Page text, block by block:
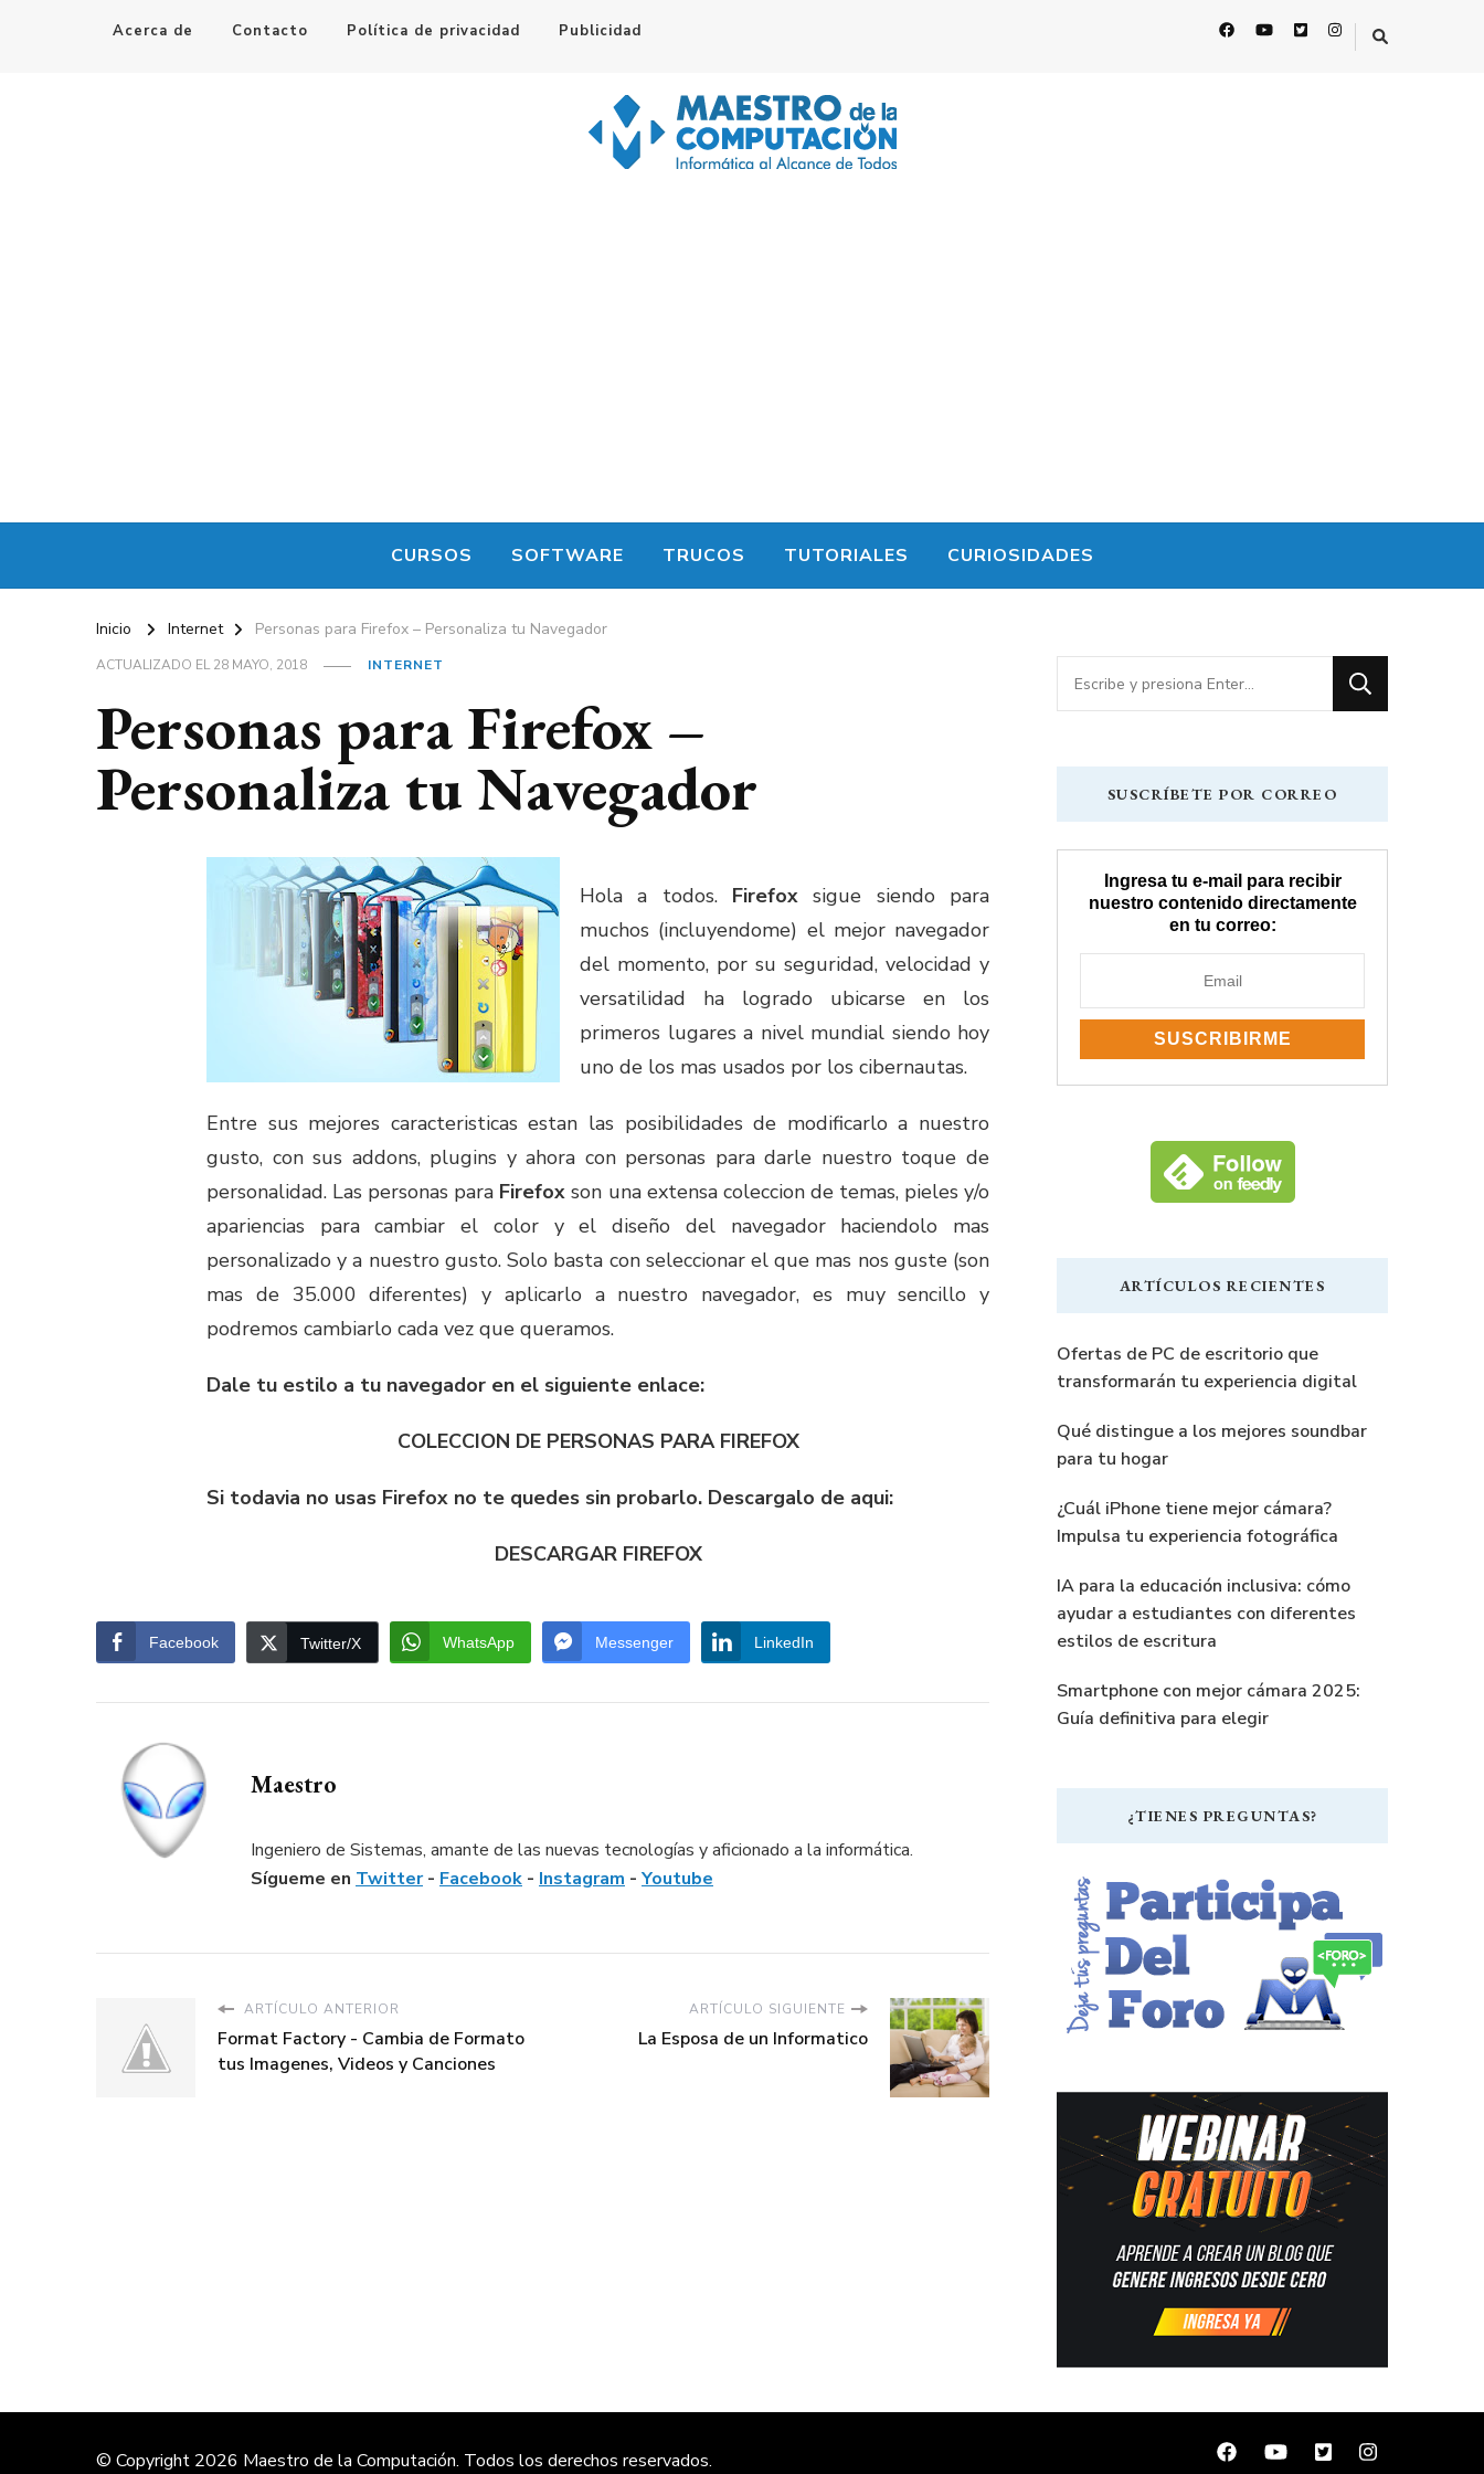
Acerca de Contacto Política de privacidad Publicidad
CURSOS SOFTWARE TRUCOS TUTORIALES CURIOSIDADES
Inicio Internet Personas para Firefox – Personaliza tu Navegador
ACTUALIZADO EL28 MAYO, 2018 INTERNET
Personas para Firefox –
Personaliza tu Navegador
Hola a todos. Firefox sigue siendo para
muchos (incluyendome) el mejor navegador
del momento, por su seguridad, velocidad y
versatilidad ha logrado ubicarse en los
primeros lugares a nivel mundial siendo hoy
uno de los mas usados por los cibernautas.
Entre sus mejores caracteristicas estan las posibilidades de modificarlo a nuestro
gusto, con sus addons, plugins y ahora con personas para darle nuestro toque de
personalidad. Las personas para Firefox son una extensa coleccion de temas, pieles y/o
apariencias para cambiar el color y el diseño del navegador haciendolo mas
personalizado y a nuestro gusto. Solo basta con seleccionar el que mas nos guste (son
mas de 35.000 diferentes) y aplicarlo a nuestro navegador, es muy sencillo y
podremos cambiarlo cada vez que queramos.
Dale tu estilo a tu navegador en el siguiente enlace:
COLECCION DE PERSONAS PARA FIREFOX
Si todavia no usas Firefox no te quedes sin probarlo. Descargalo de aqui:
DESCARGAR FIREFOX
Facebook Twitter/X WhatsApp Messenger LinkedIn
Maestro
Ingeniero de Sistemas, amante de las nuevas tecnologías y aficionado a la informática.
Sígueme en Twitter- Facebook - Instagram - Youtube
ARTÍCULO ANTERIOR
Format Factory - Cambia de Formato
tus Imagenes, Videos y Canciones
ARTÍCULO SIGUIENTE
La Esposa de un Informatico
¿Buscas
algo?
SUSCRÍBETE POR CORREO
Ingresa tu e-mail para recibir
nuestro contenido directamente
en tu correo:
ARTÍCULOS RECIENTES
Ofertas de PC de escritorio que
transformarán tu experiencia digital
Qué distingue a los mejores soundbar
para tu hogar
¿Cuál iPhone tiene mejor cámara?
Impulsa tu experiencia fotográfica
IA para la educación inclusiva: cómo
ayudar a estudiantes con diferentes
estilos de escritura
Smartphone con mejor cámara 2025:
Guía definitiva para elegir
¿TIENES PREGUNTAS?
© Copyright 2026 Maestro de la Computación. Todos los derechos reservados.